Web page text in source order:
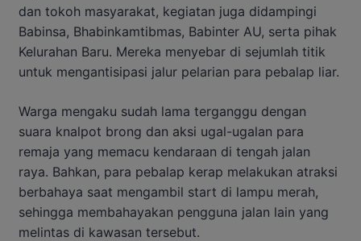
dan tokoh masyarakat, kegiatan juga didampingi
Babinsa, Bhabinkamtibmas, Babinter AU, serta pihak
Kelurahan Baru. Mereka menyebar di sejumlah titik
untuk mengantisipasi jalur pelarian para pebalap liar.
Warga mengaku sudah lama terganggu dengan
suara knalpot brong dan aksi ugal-ugalan para
remaja yang memacu kendaraan di tengah jalan
raya. Bahkan, para pebalap kerap melakukan atraksi
berbahaya saat mengambil start di lampu merah,
sehingga membahayakan pengguna jalan lain yang
melintas di kawasan tersebut.